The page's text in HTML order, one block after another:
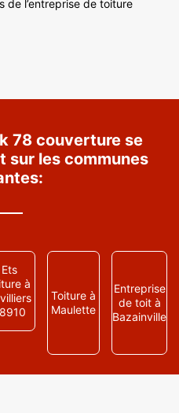
l’entreprise de toiture
78 couverture se
sur les communes
Ets
à
Toiture à
Maulette
Entreprise
de toit à
Bazainville